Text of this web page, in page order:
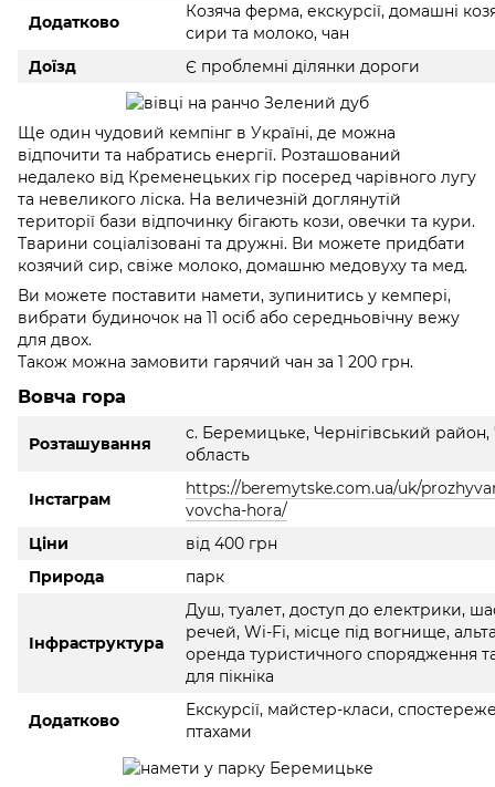
Додатково
Козяча ферма, екскурсії, домашні
сири та молоко, чан
Доїзд
Є проблемні ділянки дороги
Ще один чудовий кемпінг в Україні, де можна
відпочити та набратись енергії. Розташований
недалеко від Кременецьких гір посеред чарівного лугу
та невеликого ліска. На величезній доглянутій
території бази відпочинку бігають кози, овечки та кури.
Тварини соціалізовані та дружні. Ви можете придбати
козячий сир, свіже молоко, домашню медовуху та мед.
Ви можете поставити намети, зупинитись у кемпері,
вибрати будиночок на 11 осіб або середньовічну вежу
для двох.
Також можна замовити гарячий чан за 1 200 грн.
Вовча гора
Розташування
с. Беремицьке, Чернігівський район,
область
Інстаграм
https://beremytske.com.ua/uk/
vovcha-hora/
Ціни
від 400 грн
Природа
парк
Інфраструктура
Душ, туалет, доступ до електрики,
речей, Wi-Fi, місце під вогнище,
оренда туристичного спорядження
для пікніка
Додатково
Екскурсії, майстер-класи,
птахами